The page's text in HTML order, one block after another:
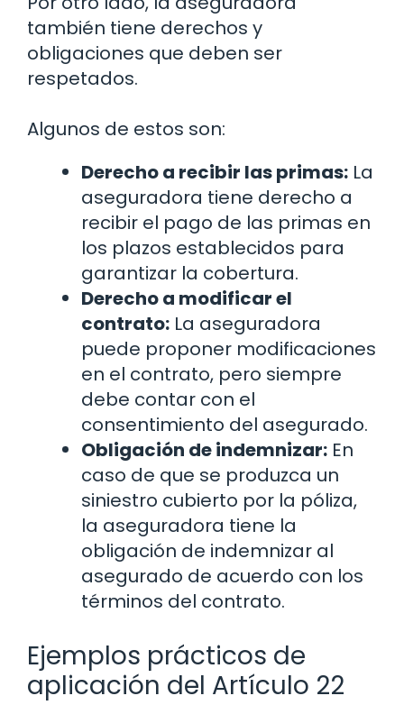
también tiene derechos y
obligaciones que deben ser
respetados.
Algunos de estos son:
Derecho a recibir las primas: La
aseguradora tiene derecho a
recibir el pago de las primas en
los plazos establecidos para
garantizar la cobertura.
Derecho a modificar el
contrato: La aseguradora
puede proponer modificaciones
en el contrato, pero siempre
debe contar con el
consentimiento del asegurado.
Obligación de indemnizar: En
caso de que se produzca un
siniestro cubierto por la póliza,
la aseguradora tiene la
obligación de indemnizar al
asegurado de acuerdo con los
términos del contrato.
Ejemplos prácticos de
aplicación del Artículo 22